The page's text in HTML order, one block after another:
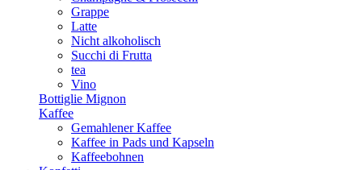
Grappe
Latte
Nicht alkoholisch
Succhi di Frutta
tea
Vino
Bottiglie Mignon
Kaffee
Gemahlener Kaffee
Kaffee in Pads und Kapseln
Kaffeebohnen